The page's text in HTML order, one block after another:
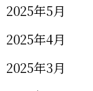
2025年5月
2025年4月
2025年3月